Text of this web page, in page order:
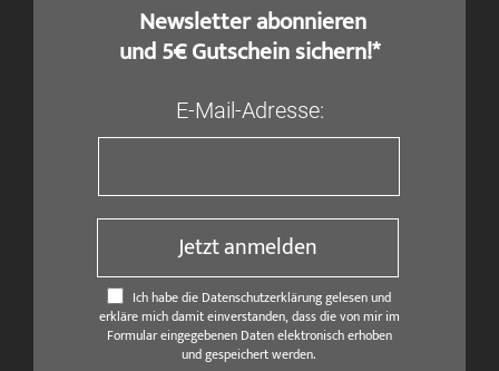
​ Newsletter abonnieren
und 5€ Gutschein sichern!*
E-Mail-Adresse:
Jetzt anmelden
Ich habe die Datenschutzerklärung gelesen und
erkläre mich damit einverstanden, dass die von mir im
Formular eingegebenen Daten elektronisch erhoben
und gespeichert werden.